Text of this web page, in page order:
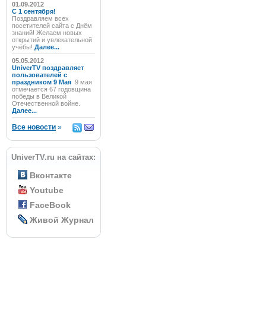
01.09.2012
C 1 сентября!
Поздравляем всех
посетителей сайта с Днём
знаний! Желаем новых
открытий и увлекательной
учёбы! Далее...
05.05.2012
UniverTV поздравляет
пользователей с
праздником 9 Мая 9 мая
отмечается 67 годовщина
победы в Великой
Отечественной войне.
Далее...
Все новости »
UniverTV.ru на сайтах:
Вконтакте
Youtube
FaceBook
Живой Журнал